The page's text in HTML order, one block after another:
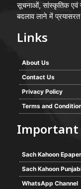
सूचनाओं, सांस्कृतिक एवं
बदलाव लाने में प्रयासरत
Links
About Us
Contact Us
Privacy Policy
Terms and
Important
Sach Kahoon Epaper
Sach Kahoon
WhatsApp Channel